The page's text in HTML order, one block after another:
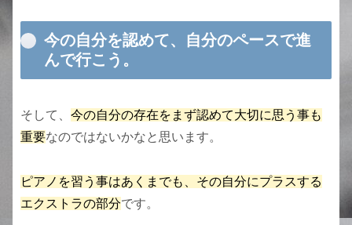
今の自分を認めて、自分のペースで進
んで行こう。
そして、 今の自分の存在をまず認めて大切に思う事も
重要なのではないかなと思います。
ピアノを習う事はあくまでも、その自分にプラスする
エクストラの部分です。